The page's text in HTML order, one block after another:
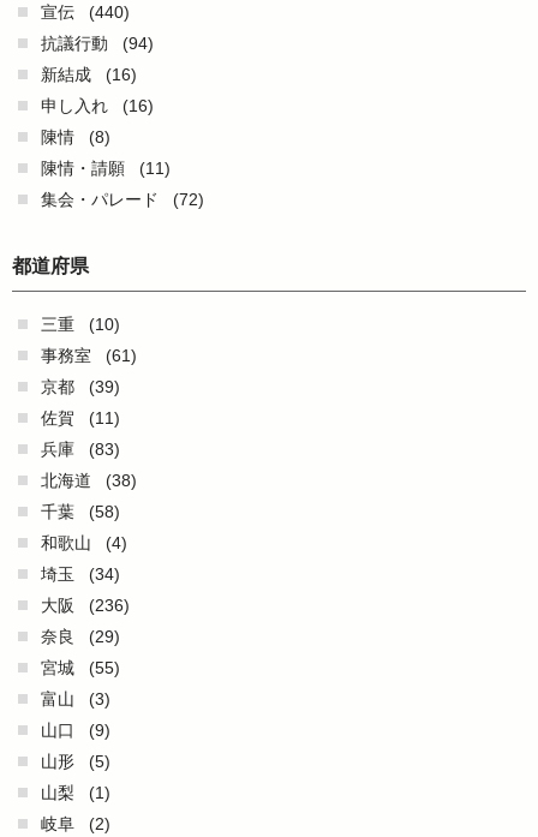
宣伝
(440)
抗議行動
(94)
新結成
(16)
申し入れ
(16)
陳情
(8)
陳情・請願
(11)
集会・パレード
(72)
都道府県
三重
(10)
事務室
(61)
京都
(39)
佐賀
(11)
兵庫
(83)
北海道
(38)
千葉
(58)
和歌山
(4)
埼玉
(34)
大阪
(236)
奈良
(29)
宮城
(55)
富山
(3)
山口
(9)
山形
(5)
山梨
(1)
岐阜
(2)